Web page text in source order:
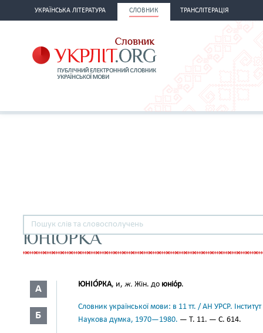
УКРАЇНСЬКА ЛІТЕРАТУРА СЛОВНИК ТРАНСЛІТЕРАЦІЯ
ЮНІОРКА
А
Б
ЮНІО́РКА, и, ж. Жін. до юніо́р.
Словник української мови: в 11 тт. / АН УРСР.
Наукова думка, 1970—1980. — Т. 11. — С. 614.